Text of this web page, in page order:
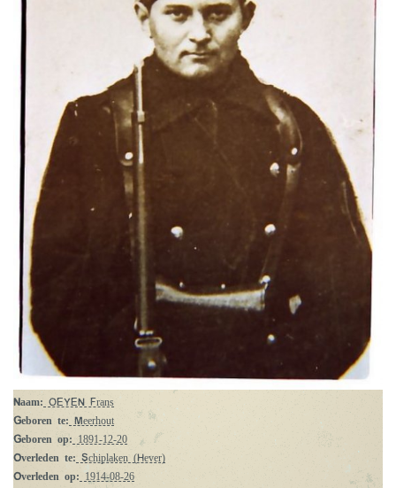
Naam: OEYEN Frans
Geboren te: Meerhout
Geboren op: 1891-12-20
Overleden te: Schiplaken (Hever)
Overleden op: 1914-08-26